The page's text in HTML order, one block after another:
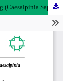
Uji Kapasitas Antioksidan Pada Ekstrak Kayu Secang (Caesalpinia Sappan L.) Dengan Metode DPPH, FRAP